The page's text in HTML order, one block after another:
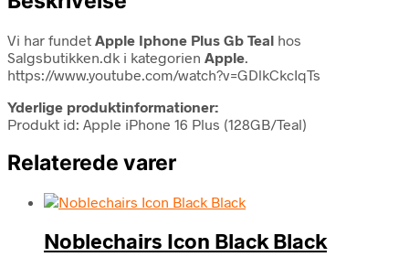
Vi har fundet Apple Iphone Plus Gb Teal hos
Salgsbutikken.dk i kategorien Apple.
https://www.youtube.com/watch?v=GDlkCkcIqTs
Yderlige produktinformationer:
Produkt id: Apple iPhone 16 Plus (128GB/Teal)
Relaterede varer
Noblechairs Icon Black Black